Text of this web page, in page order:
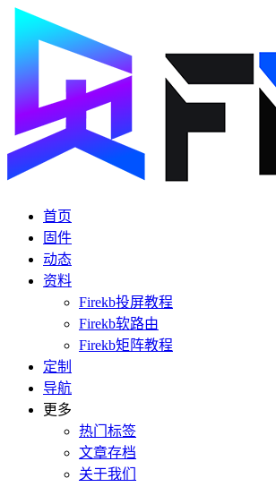
首页
固件
动态
资料
Firekb投屏教程
Firekb软路由
Firekb矩阵教程
定制
导航
更多
热门标签
文章存档
关于我们